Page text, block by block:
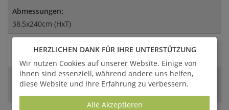
Abmessungen:
38,5x240cm (HxT)
Versandart:
Spedition
EAN:
HERZLICHEN DANK FÜR IHRE UNTERSTÜTZUNG
Wir nutzen Cookies auf unserer Website. Einige von
ihnen sind essenziell, während andere uns helfen,
diese Website und Ihre Erfahrung zu verbessern.
Alle Akzeptieren